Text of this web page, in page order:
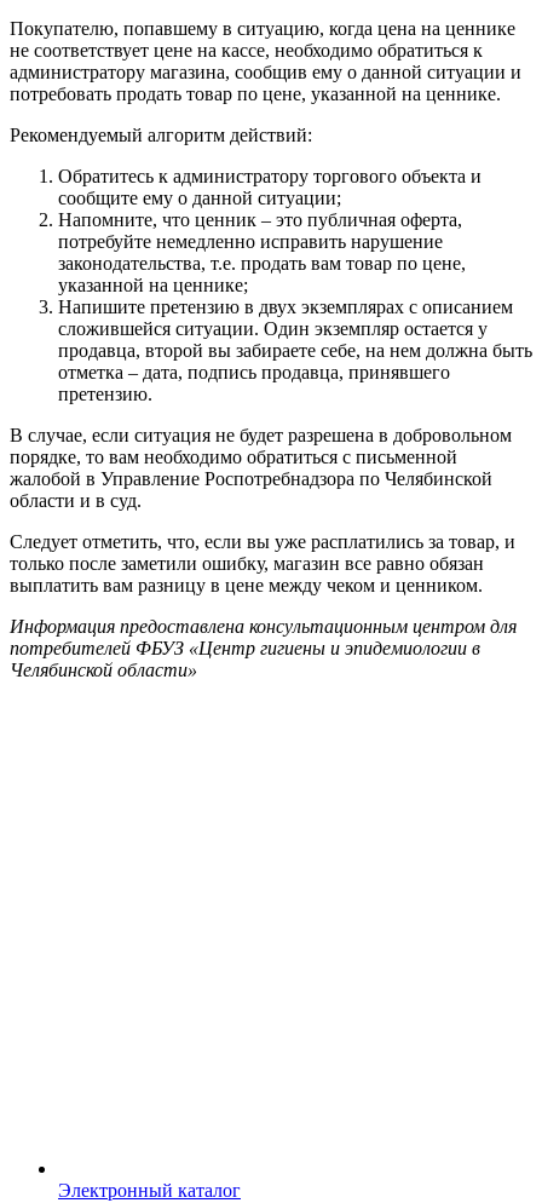
Покупателю, попавшему в ситуацию, когда цена на ценнике
не соответствует цене на кассе, необходимо обратиться к
администратору магазина, сообщив ему о данной ситуации и
потребовать продать товар по цене, указанной на ценнике.
Рекомендуемый алгоритм действий:
Обратитесь к администратору торгового объекта и
сообщите ему о данной ситуации;
Напомните, что ценник – это публичная оферта,
потребуйте немедленно исправить нарушение
законодательства, т.е. продать вам товар по цене,
указанной на ценнике;
Напишите претензию в двух экземплярах с описанием
сложившейся ситуации. Один экземпляр остается у
продавца, второй вы забираете себе, на нем должна быть
отметка – дата, подпись продавца, принявшего
претензию.
В случае, если ситуация не будет разрешена в добровольном
порядке, то вам необходимо обратиться с письменной
жалобой в Управление Роспотребнадзора по Челябинской
области и в суд.
Следует отметить, что, если вы уже расплатились за товар, и
только после заметили ошибку, магазин все равно обязан
выплатить вам разницу в цене между чеком и ценником.
Информация предоставлена консультационным центром для
потребителей ФБУЗ «Центр гигиены и эпидемиологии в
Челябинской области»
Электронный каталог